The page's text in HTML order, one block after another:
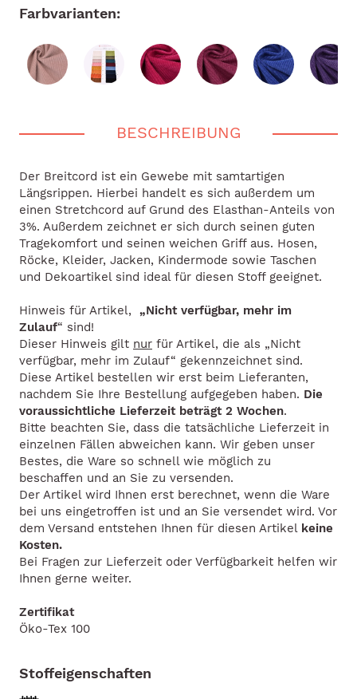
Farbvarianten:
BESCHREIBUNG
Der Breitcord ist ein Gewebe mit samtartigen
Längsrippen. Hierbei handelt es sich außerdem um
einen Stretchcord auf Grund des Elasthan-Anteils von
3%. Außerdem zeichnet er sich durch seinen guten
Tragekomfort und seinen weichen Griff aus. Hosen,
Röcke, Kleider, Jacken, Kindermode sowie Taschen
und Dekoartikel sind ideal für diesen Stoff geeignet.
Hinweis für Artikel, „Nicht verfügbar, mehr im
Zulauf“ sind!
Dieser Hinweis gilt nur für Artikel, die als „Nicht
verfügbar, mehr im Zulauf“ gekennzeichnet sind.
Diese Artikel bestellen wir erst beim Lieferanten,
nachdem Sie Ihre Bestellung aufgegeben haben. Die
voraussichtliche Lieferzeit beträgt 2 Wochen.
Bitte beachten Sie, dass die tatsächliche Lieferzeit in
einzelnen Fällen abweichen kann. Wir geben unser
Bestes, die Ware so schnell wie möglich zu
beschaffen und an Sie zu versenden.
Der Artikel wird Ihnen erst berechnet, wenn die Ware
bei uns eingetroffen ist und an Sie versendet wird. Vor
dem Versand entstehen Ihnen für diesen Artikel keine
Kosten.
Bei Fragen zur Lieferzeit oder Verfügbarkeit helfen wir
Ihnen gerne weiter.
Zertifikat
Öko-Tex 100
Stoffeigenschaften